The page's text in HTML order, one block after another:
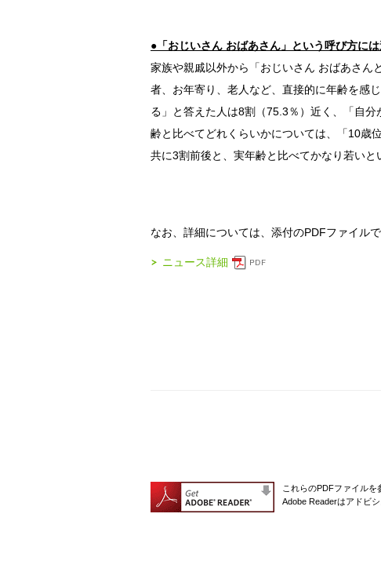
●「おじいさん おばあさん」という呼び方に
家族や親戚以外から「おじいさん おばあさん
者、お年寄り、老人など、直接的に年齢を感
る」と答えた人は8割（75.3％）近く、「自
齢と比べてどれくらいかについては、「10歳
共に3割前後と、実年齢と比べてかなり若いと
なお、詳細については、添付のPDFファイル
ニュース詳細
これらのPDFファイルを
Adobe Readerはアドビ